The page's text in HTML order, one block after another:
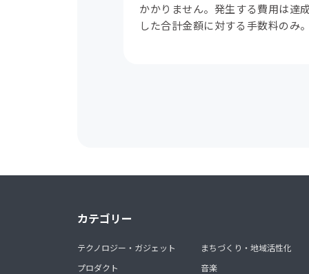
かかりません。発生する費用は達
した合計金額に対する手数料のみ
カテゴリー
テクノロジー・ガジェット
プロダクト
まちづくり・地域活性化
音楽